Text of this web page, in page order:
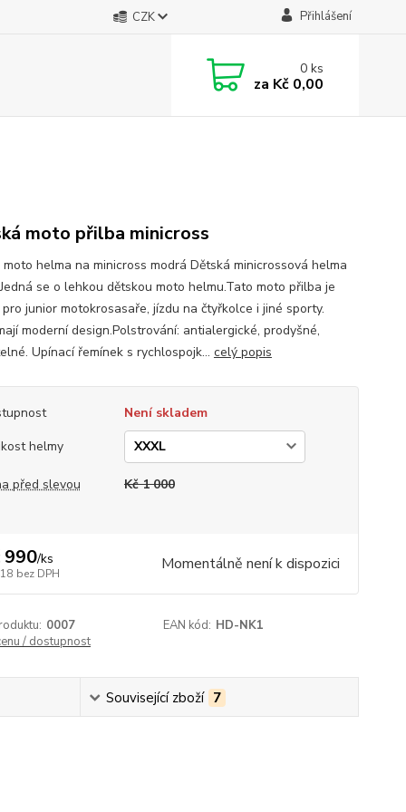
CZK Přihlášení
0ks
za Kč 0,00
moto přilba minicross
helma na minicross modrá Dětská minicrossová helma
se o lehkou dětskou moto helmu.Tato moto přilba je
junior motokrosasaře, jízdu na čtyřkolce i jiné sporty.
moderní design.Polstrování: antialergické, prodyšné,
Upínací řemínek s rychlospojk... celý popis
Není skladem
helmy
před slevou Kč 1 000
990/ks
bez DPH Momentálně není k dispozici
0007 EAN kód: HD-NK1
/ dostupnost
Související zboží 7